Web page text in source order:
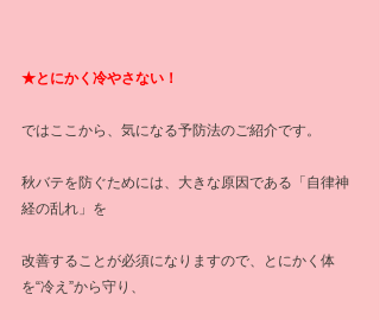
★とにかく冷やさない！
ではここから、気になる予防法のご紹介です。
秋バテを防ぐためには、大きな原因である「自律神
経の乱れ」を
改善することが必須になりますので、とにかく体
を“冷え”から守り、